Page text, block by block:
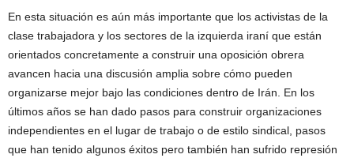
En esta situación es aún más importante que los activistas de la
clase trabajadora y los sectores de la izquierda iraní que están
orientados concretamente a construir una oposición obrera
avancen hacia una discusión amplia sobre cómo pueden
organizarse mejor bajo las condiciones dentro de Irán. En los
últimos años se han dado pasos para construir organizaciones
independientes en el lugar de trabajo o de estilo sindical, pasos
que han tenido algunos éxitos pero también han sufrido represión